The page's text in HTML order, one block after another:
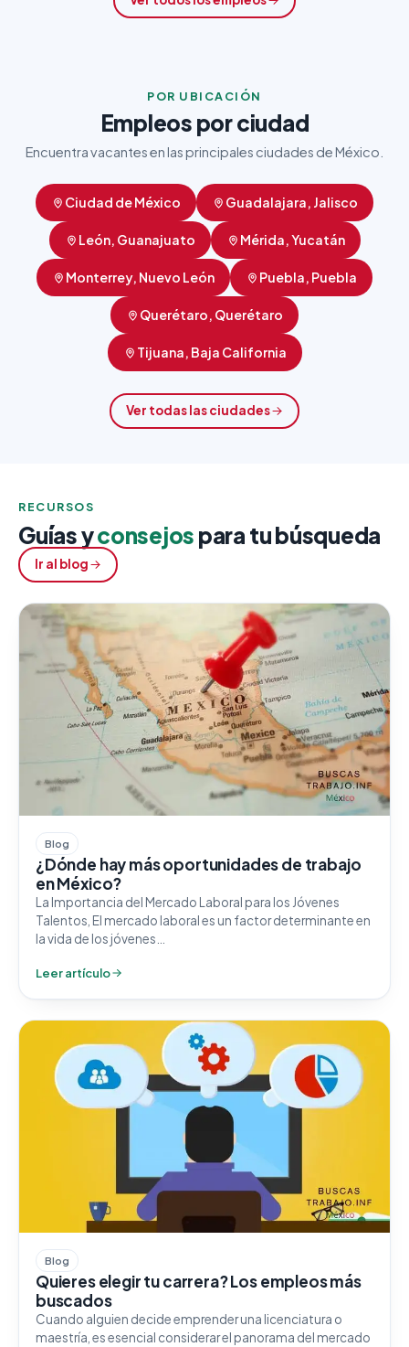
POR UBICACIÓN
Empleos por ciudad
Encuentra vacantes en las principales ciudades de México.
Ciudad de México Guadalajara, Jalisco
León, Guanajuato Mérida, Yucatán
Monterrey, Nuevo León Puebla, Puebla
Querétaro, Querétaro
Tijuana, Baja California
Ver todas las ciudades
RECURSOS
Guías yconsejos para tu búsqueda
Ir al blog
Blog
¿Dónde hay más oportunidades de trabajo
en México?
La Importancia del Mercado Laboral para los Jóvenes
Talentos, El mercado laboral es un factor determinante en
la vida de los jóvenes…
Leer artículo
Blog
Quieres elegir tu carrera? Los empleos más
buscados
Cuando alguien decide emprender una licenciatura o
maestría, es esencial considerar el panorama del mercado